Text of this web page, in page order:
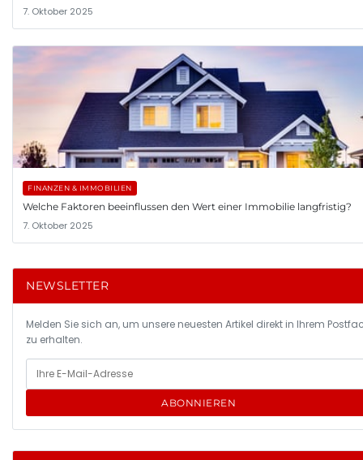
7. Oktober 2025
FINANZEN & IMMOBILIEN
Welche Faktoren beeinflussen den Wert einer Immobilie langfristig?
7. Oktober 2025
NEWSLETTER
Melden Sie sich an, um unsere neuesten Artikel direkt in Ihrem
zu erhalten.
ABONNIEREN